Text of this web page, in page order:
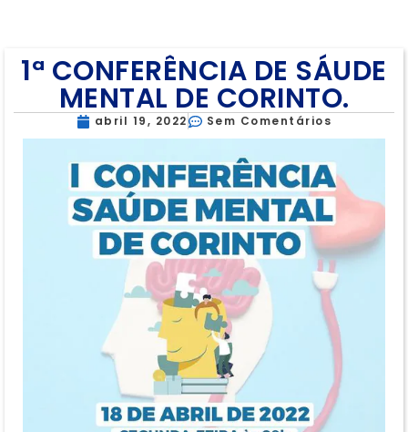
1ª CONFERÊNCIA DE SÁUDE
MENTAL DE CORINTO.
abril 19, 2022 Sem Comentários